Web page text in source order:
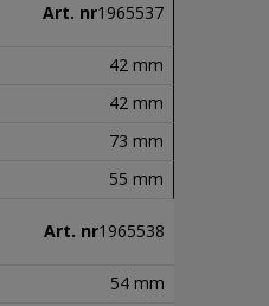
Art. nr1965537
42 mm
42 mm
73 mm
55 mm
Art. nr1965538
54 mm